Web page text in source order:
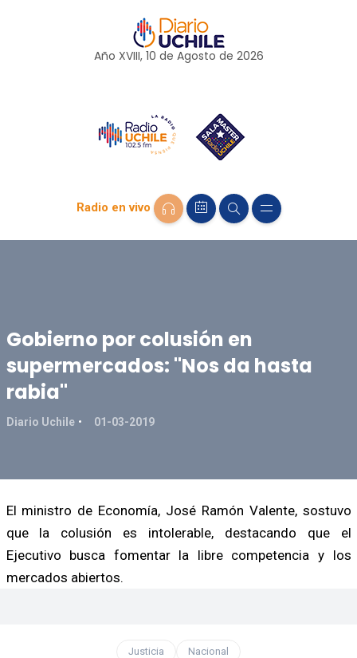
Año XVIII, 10 de Agosto de 2026
Radio en vivo
Gobierno por colusión en
supermercados: "Nos da hasta
rabia"
Diario Uchile 01-03-2019
El ministro de Economía, José Ramón Valente, sostuvo
que la colusión es intolerable, destacando que el
Ejecutivo busca fomentar la libre competencia y los
mercados abiertos.
Justicia Nacional